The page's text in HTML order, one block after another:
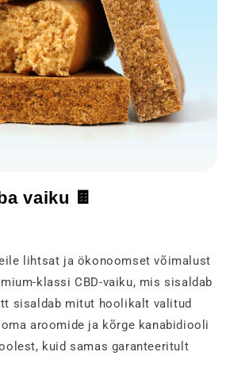
vaiku 🍫
lihtsat ja ökonoomset võimalust
klassi CBD-vaiku, mis sisaldab
sisaldab mitut hoolikalt valitud
aroomide ja kõrge kanabidiooli
kuid samas garanteeritult